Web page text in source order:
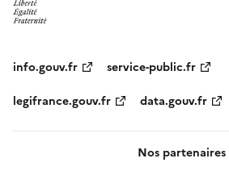
info.gouv.fr
service-public.fr
legifrance.gouv.fr
data.gouv.fr
Nos partenaires